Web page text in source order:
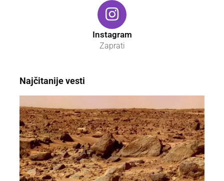
Instagram
Zaprati
Najčitanije vesti